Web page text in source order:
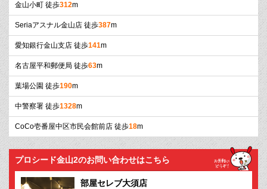
金山小町 徒歩312m
Seriaアスナル金山店 徒歩387m
愛知銀行金山支店 徒歩141m
名古屋平和郵便局 徒歩63m
葉場公園 徒歩190m
中警察署 徒歩1328m
CoCo壱番屋中区市民会館前店 徒歩18m
プロシード金山2のお問い合わせはこちら
部屋セレブ大須店